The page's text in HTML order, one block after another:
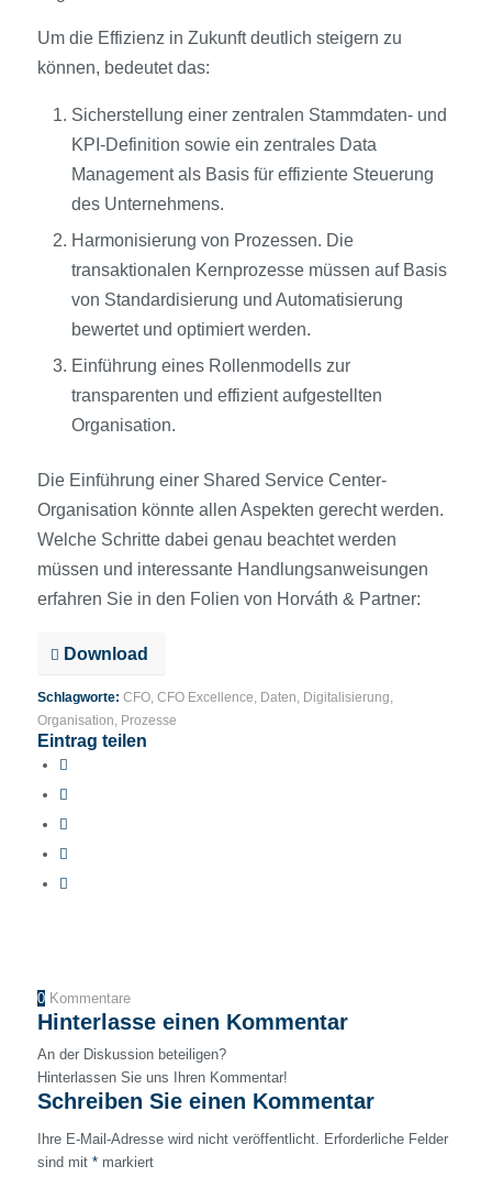
Um die Effizienz in Zukunft deutlich steigern zu
können, bedeutet das:
Sicherstellung einer zentralen Stammdaten- und
KPI-Definition sowie ein zentrales Data
Management als Basis für effiziente Steuerung
des Unternehmens.
Harmonisierung von Prozessen. Die
transaktionalen Kernprozesse müssen auf Basis
von Standardisierung und Automatisierung
bewertet und optimiert werden.
Einführung eines Rollenmodells zur
transparenten und effizient aufgestellten
Organisation.
Die Einführung einer Shared Service Center-
Organisation könnte allen Aspekten gerecht werden.
Welche Schritte dabei genau beachtet werden
müssen und interessante Handlungsanweisungen
erfahren Sie in den Folien von Horváth & Partner:
Download
Schlagworte: CFO, CFO Excellence Daten Digitalisierung
Organisation
Prozesse
Eintrag teilen
0 Kommentare
Hinterlasse einen Kommentar
An der Diskussion beteiligen?
Hinterlassen Sie uns Ihren Kommentar!
Schreiben Sie einen Kommentar
Ihre E-Mail-Adresse wird nicht veröffentlicht. Erforderliche Felder
sind mit *markiert